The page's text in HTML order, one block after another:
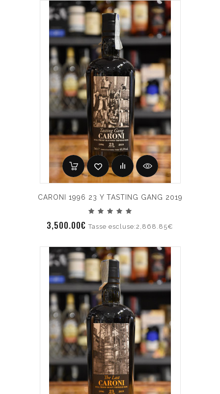
CARONI 1996 23 Y TASTING GANG 2019
3,500.00€Tasse escluse:2,868.85€